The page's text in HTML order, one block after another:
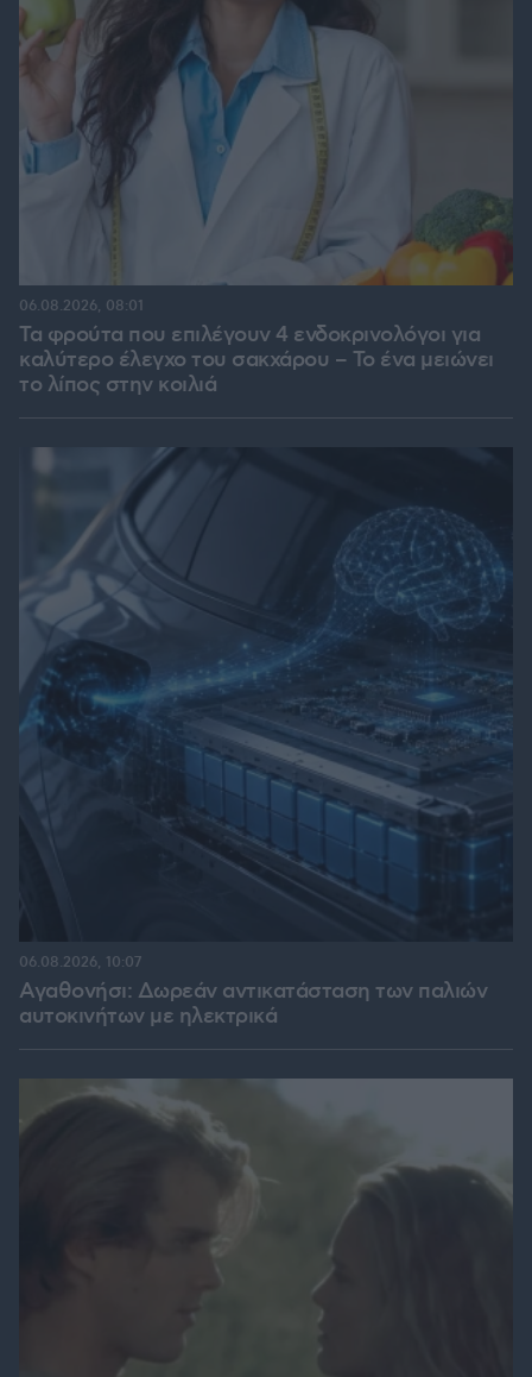
Τα φρούτα που επιλέγουν 4 ενδοκρινολόγοι για
καλύτερο έλεγχο του σακχάρου – Το ένα μειώνει
το λίπος στην κοιλιά
06.08.2026, 08:01
Αγαθονήσι: Δωρεάν αντικατάσταση των παλιών
αυτοκινήτων με ηλεκτρικά
06.08.2026, 10:07